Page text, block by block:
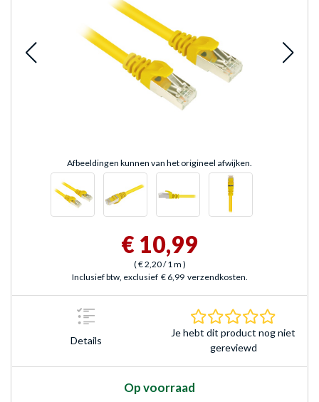
Afbeeldingen kunnen van het origineel afwijken.
€ 10,99
(€ 2,20/ 1 m )
Inclusief btw, exclusief € 6,99 verzendkosten.
Details
Je hebt dit product nog niet
gereviewd
Op voorraad